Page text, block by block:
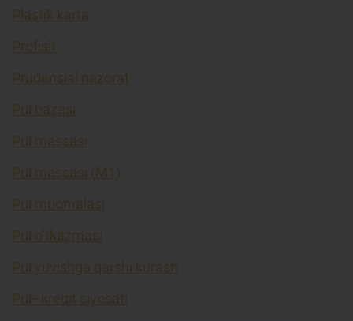
Plastik karta
Profisit
Prudensial nazorat
Pul bazasi
Pul massasi
Pul massasi (M1)
Pul muomalasi
Pul o’tkazmasi
Pul yuvishga qarshi kurash
Pul–kredit siyosati